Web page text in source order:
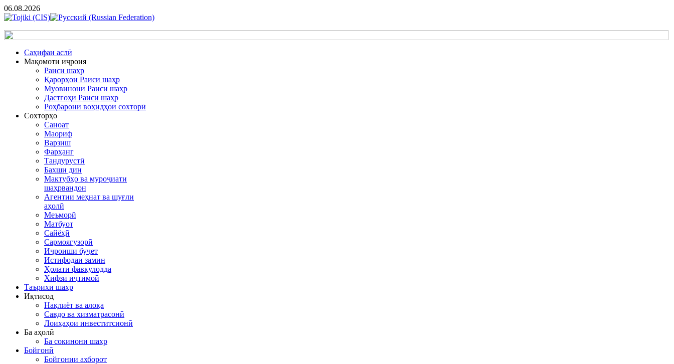
06.08.2026
Cаҳифаи аслӣ
Мақомоти иҷроия
Раиси шаҳр
Қарорҳои Раиси шаҳр
Муовинони Раиси шаҳр
Дастгоҳи Раиси шаҳр
Роҳбарони воҳидҳои сохторӣ
Сохторҳо
Саноат
Маориф
Варзиш
Фарҳанг
Тандурустӣ
Бахши дин
Мактубҳо ва муроҷиати
шаҳрвандон
Агентии меҳнат ва шуғли
аҳолӣ
Меъморӣ
Матбуот
Сайёҳӣ
Сармоягузорӣ
Иҷроиши буҷет
Истифодаи замин
Ҳолати фавқулодда
Хифзи иҷтимоӣ
Таърихи шаҳр
Иқтисод
Нақлиёт ва алоқа
Савдо ва хизматрасонӣ
Лоиҳаҳои инвеститсионӣ
Ба аҳолӣ
Ба сокинони шаҳр
Бойгонӣ
Бойгонии ахборот